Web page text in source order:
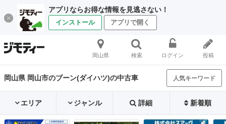
アプリならお得な情報を見逃さない！
インストール アプリで開く
岡山県 検索 ログイン 投稿
岡山県 岡山市のブーン(ダイハツ)の中古車 人気キーワード
エリア ジャンル 詳細 新着順